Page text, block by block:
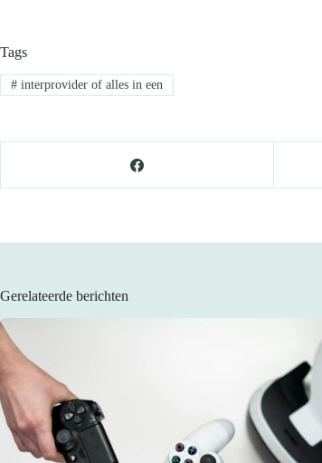
Tags
#interprovider of alles in een
Gerelateerde berichten